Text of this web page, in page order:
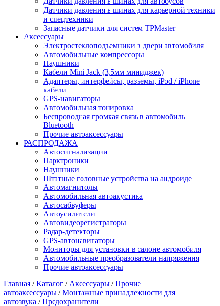
Датчики давления в шинах для карьерной техники
и спецтехники
Запасные датчики для систем TPMaster
Аксессуары
Электростеклоподъемники в двери автомобиля
Автомобильные компрессоры
Наушники
Кабели Mini Jack (3,5мм миниджек)
Адаптеры, интерфейсы, разъемы, iPod / iPhone
кабели
GPS-навигаторы
Автомобильная тонировка
Беспроводная громкая связь в автомобиль
Bluetooth
Прочие автоаксессуары
РАСПРОДАЖА
Автосигнализации
Парктроники
Наушники
Штатные головные устройства на андроиде
Автомагнитолы
Автомобильная автоакустика
Автосабвуферы
Автоусилители
Автовидеорегистраторы
Радар-детекторы
GPS-автонавигаторы
Мониторы для установки в салоне автомобиля
Автомобильные преобразователи напряжения
Прочие автоаксессуары
Главная /Каталог / Аксессуары /Прочие
автоаксессуары /Монтажные принадлежности для
автозвука /Предохранители